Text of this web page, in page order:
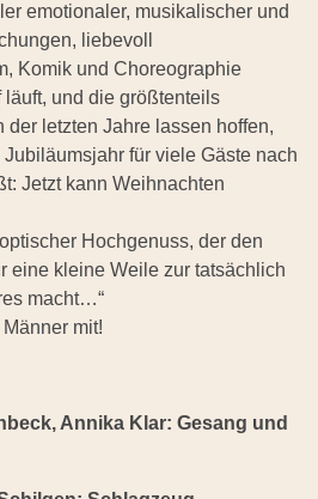
emotionaler, musikalischer und
liebevoll
Komik und Choreographie
und die größtenteils
der letzten Jahre lassen hoffen,
für viele Gäste nach
Jetzt kann Weihnachten
Hochgenuss, der den
eine kleine Weile zur tatsächlich
macht…“
mit!
Annika Klar: Gesang und